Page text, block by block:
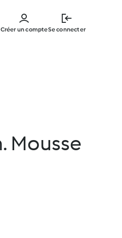
main
Créer un compteSe connecter
Mousse